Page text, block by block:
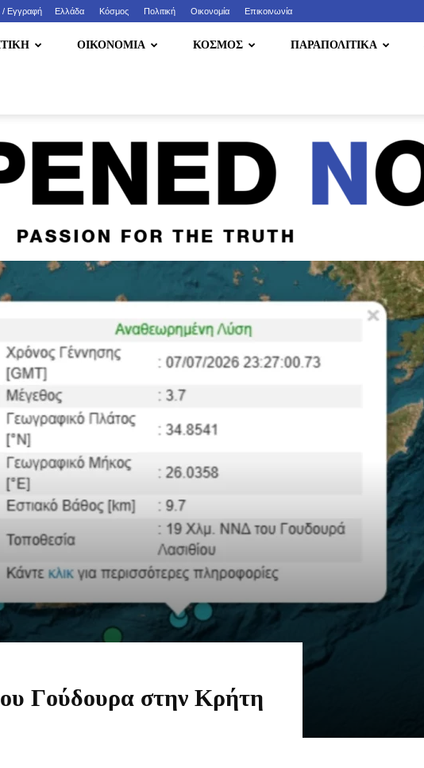
/ Εγγραφή Ελλάδα Κόσμος Πολιτική Οικονομία Eπικοινωνία
ΟΙΚΟΝΟΜΙΑ ΚΟΣΜΟΣ ΠΑΡΑΠΟΛΙΤΙΚΑ
Γούδουρα στην Κρήτη